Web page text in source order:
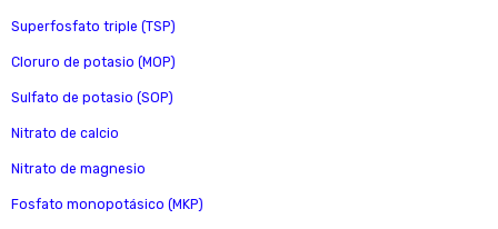
Superfosfato triple (TSP)
Cloruro de potasio (MOP)
Sulfato de potasio (SOP)
Nitrato de calcio
Nitrato de magnesio
Fosfato monopotásico (MKP)